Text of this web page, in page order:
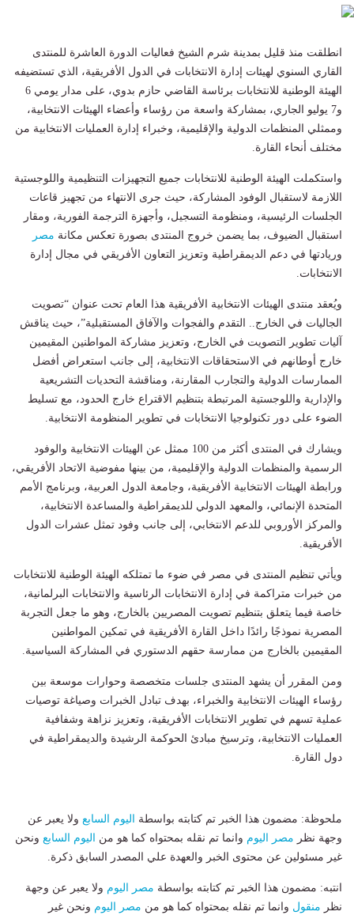
انطلقت منذ قليل بمدينة شرم الشيخ فعاليات الدورة العاشرة للمنتدى
القاري السنوي لهيئات إدارة الانتخابات في الدول الأفريقية، الذي تستضيفه
الهيئة الوطنية للانتخابات برئاسة القاضي حازم بدوي، على مدار يومي 6
و7 يوليو الجاري، بمشاركة واسعة من رؤساء وأعضاء الهيئات الانتخابية،
وممثلي المنظمات الدولية والإقليمية، وخبراء إدارة العمليات الانتخابية من
مختلف أنحاء القارة.
واستكملت الهيئة الوطنية للانتخابات جميع التجهيزات التنظيمية واللوجستية
اللازمة لاستقبال الوفود المشاركة، حيث جرى الانتهاء من تجهيز قاعات
الجلسات الرئيسية، ومنظومة التسجيل، وأجهزة الترجمة الفورية، ومقار
استقبال الضيوف، بما يضمن خروج المنتدى بصورة تعكس مكانة مصر
وريادتها في دعم الديمقراطية وتعزيز التعاون الأفريقي في مجال إدارة
الانتخابات.
ويُعقد منتدى الهيئات الانتخابية الأفريقية هذا العام تحت عنوان “تصويت
الجاليات في الخارج.. التقدم والفجوات والآفاق المستقبلية”، حيث يناقش
آليات تطوير التصويت في الخارج، وتعزيز مشاركة المواطنين المقيمين
خارج أوطانهم في الاستحقاقات الانتخابية، إلى جانب استعراض أفضل
الممارسات الدولية والتجارب المقارنة، ومناقشة التحديات التشريعية
والإدارية واللوجستية المرتبطة بتنظيم الاقتراع خارج الحدود، مع تسليط
الضوء على دور تكنولوجيا الانتخابات في تطوير المنظومة الانتخابية.
ويشارك في المنتدى أكثر من 100 ممثل عن الهيئات الانتخابية والوفود
الرسمية والمنظمات الدولية والإقليمية، من بينها مفوضية الاتحاد الأفريقي،
ورابطة الهيئات الانتخابية الأفريقية، وجامعة الدول العربية، وبرنامج الأمم
المتحدة الإنمائي، والمعهد الدولي للديمقراطية والمساعدة الانتخابية،
والمركز الأوروبي للدعم الانتخابي، إلى جانب وفود تمثل عشرات الدول
الأفريقية.
ويأتي تنظيم المنتدى في مصر في ضوء ما تمتلكه الهيئة الوطنية للانتخابات
من خبرات متراكمة في إدارة الانتخابات الرئاسية والانتخابات البرلمانية،
خاصة فيما يتعلق بتنظيم تصويت المصريين بالخارج، وهو ما جعل التجربة
المصرية نموذجًا رائدًا داخل القارة الأفريقية في تمكين المواطنين
المقيمين بالخارج من ممارسة حقهم الدستوري في المشاركة السياسية.
ومن المقرر أن يشهد المنتدى جلسات متخصصة وحوارات موسعة بين
رؤساء الهيئات الانتخابية والخبراء، بهدف تبادل الخبرات وصياغة توصيات
عملية تسهم في تطوير الانتخابات الأفريقية، وتعزيز نزاهة وشفافية
العمليات الانتخابية، وترسيخ مبادئ الحوكمة الرشيدة والديمقراطية في
دول القارة.
ملحوظة: مضمون هذا الخبر تم كتابته بواسطة اليوم السابع ولا يعبر عن
وجهة نظر مصر اليوم وانما تم نقله بمحتواه كما هو من اليوم السابع ونحن
غير مسئولين عن محتوى الخبر والعهدة علي المصدر السابق ذكرة.
انتبه: مضمون هذا الخبر تم كتابته بواسطة مصر اليوم ولا يعبر عن وجهة
نظر منقول وانما تم نقله بمحتواه كما هو من مصر اليوم ونحن غير